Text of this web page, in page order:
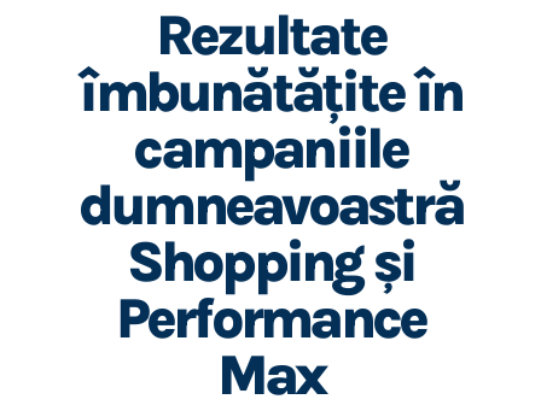
Rezultate
îmbunătățite în
campaniile
dumneavoastră
Shopping și
Performance
Max